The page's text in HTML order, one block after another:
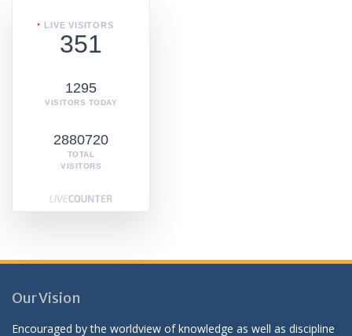
LIVE VISITORS
351
1295
VISITORS TODAY
2880720
TOTAL
VISITORS
Our Vision
Encouraged by the worldview of knowledge as well as discipline